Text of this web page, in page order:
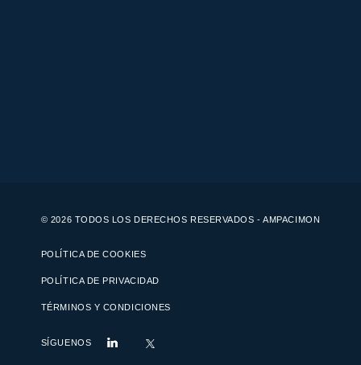
© 2026 TODOS LOS DERECHOS RESERVADOS - AMPACIMON
POLÍTICA DE COOKIES
POLÍTICA DE PRIVACIDAD
TÉRMINOS Y CONDICIONES
SÍGUENOS